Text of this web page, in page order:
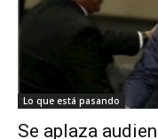
Lo que está pasando
Se aplaza